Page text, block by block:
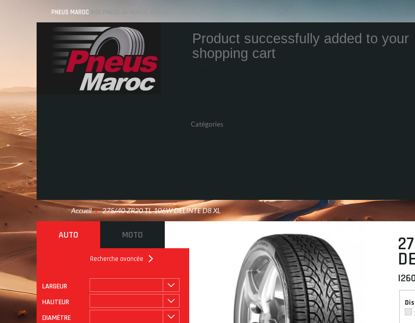
PNEUS MAROC VOS PNEUS AU MAROC LIVRÉS ET MONTÉS
Product successfully added to your
shopping cart
Catégories
Accueil / 275/40 ZR20 TL 106W DELINTE D8 XL
AUTO MOTO
Recherche avancée
LARGEUR
HAUTEUR
DIAMÈTRE
ROULAGE À PLAT